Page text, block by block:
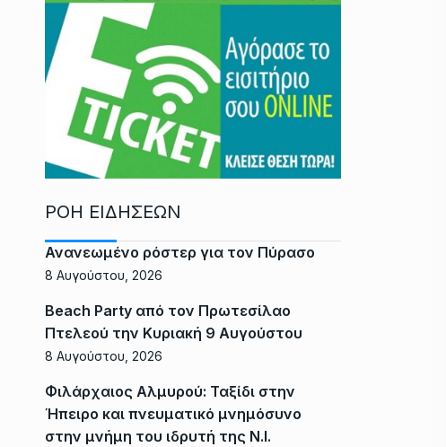
ΡΟΗ ΕΙΔΗΣΕΩΝ
Ανανεωμένο ρόστερ για τον Πύρασο
8 Αυγούστου, 2026
Beach Party από τον Πρωτεσίλαο
Πτελεού την Κυριακή 9 Αυγούστου
8 Αυγούστου, 2026
Φιλάρχαιος Αλμυρού: Ταξίδι στην
Ήπειρο και πνευματικό μνημόσυνο
στην μνήμη του ιδρυτή της Ν.Ι.